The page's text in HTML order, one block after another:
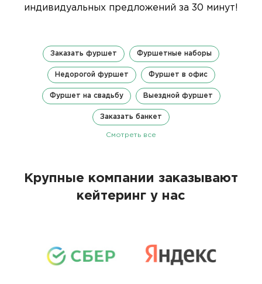
индивидуальных предложений за 30 минут!
Заказать фуршет Фуршетные наборы
Недорогой фуршет Фуршет в офис
Фуршет на свадьбу Выездной фуршет
Заказать банкет
Смотреть все
Крупные компании заказывают
кейтеринг у нас